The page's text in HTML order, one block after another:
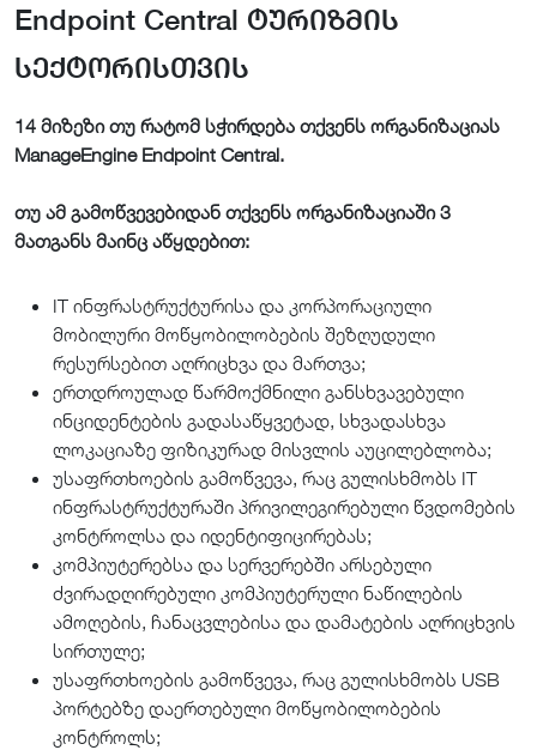
Endpoint Central ტურიზმის
სექტორისთვის
14 მიზეზი თუ რატომ სჭირდება თქვენს ორგანიზაციას
ManageEngine Endpoint Central.
თუ ამ გამოწვევებიდან თქვენს ორგანიზაციაში 3
მათგანს მაინც აწყდებით:
IT ინფრასტრუქტურისა და კორპორაციული
მობილური მოწყობილობების შეზღუდული
რესურსებით აღრიცხვა და მართვა;
ერთდროულად წარმოქმნილი განსხვავებული
ინციდენტების გადასაწყვეტად, სხვადასხვა
ლოკაციაზე ფიზიკურად მისვლის აუცილებლობა;
უსაფრთხოების გამოწვევა, რაც გულისხმობს IT
ინფრასტრუქტურაში პრივილეგირებული წვდომების
კონტროლსა და იდენტიფიცირებას;
კომპიუტერებსა და სერვერებში არსებული
ძვირადღირებული კომპიუტერული ნაწილების
ამოღების, ჩანაცვლებისა და დამატების აღრიცხვის
სირთულე;
უსაფრთხოების გამოწვევა, რაც გულისხმობს USB
პორტებზე დაერთებული მოწყობილობების
კონტროლს;